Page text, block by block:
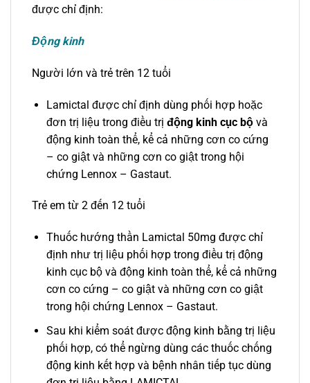
được chỉ định:
Động kinh
Người lớn và trẻ trên 12 tuổi
Lamictal được chỉ định dùng phối hợp hoặc
đơn trị liệu trong điều trị động kinh cục bộvà
động kinh toàn thể, kể cả những cơn co cứng
– co giật và những cơn co giật trong hội
chứng Lennox – Gastaut.
Trẻ em từ 2 đến 12 tuổi
Thuốc hướng thần Lamictal 50mg được chỉ
định như trị liệu phối hợp trong điều trị động
kinh cục bộ và động kinh toàn thể, kể cả những
cơn co cứng – co giật và những cơn co giật
trong hội chứng Lennox – Gastaut.
Sau khi kiểm soát được động kinh bằng trị liệu
phối hợp, có thể ngừng dùng các thuốc chống
động kinh kết hợp và bệnh nhân tiếp tục dùng